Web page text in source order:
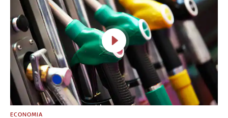
ECONOMIA